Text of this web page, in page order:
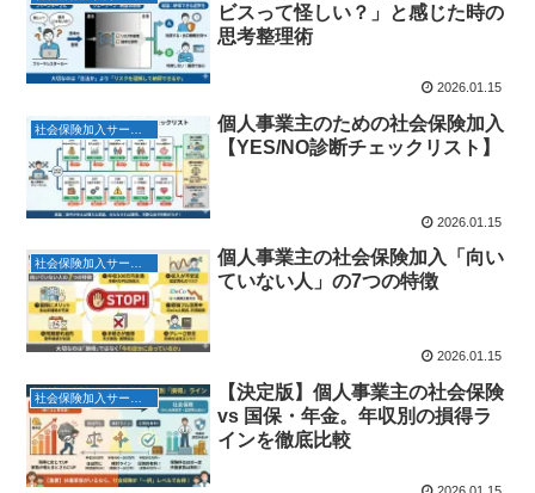
ビスって怪しい？」と感じた時の
思考整理術
2026.01.15
個人事業主のための社会保険加入
【YES/NO診断チェックリスト】
2026.01.15
社会保険加入サービス
個人事業主の社会保険加入「向い
ていない人」の7つの特徴
2026.01.15
【決定版】個人事業主の社会保険
vs 国保・年金。年収別の損得ラ
インを徹底比較